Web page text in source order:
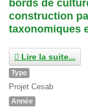
bords de
construction
taxonomiques
Lire la suite...
Type
Projet Cesab
Année